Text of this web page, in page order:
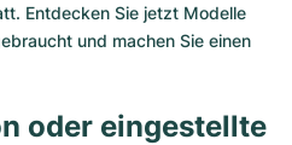
Entdecken Sie jetzt Modelle
und machen Sie einen
oder eingestellte